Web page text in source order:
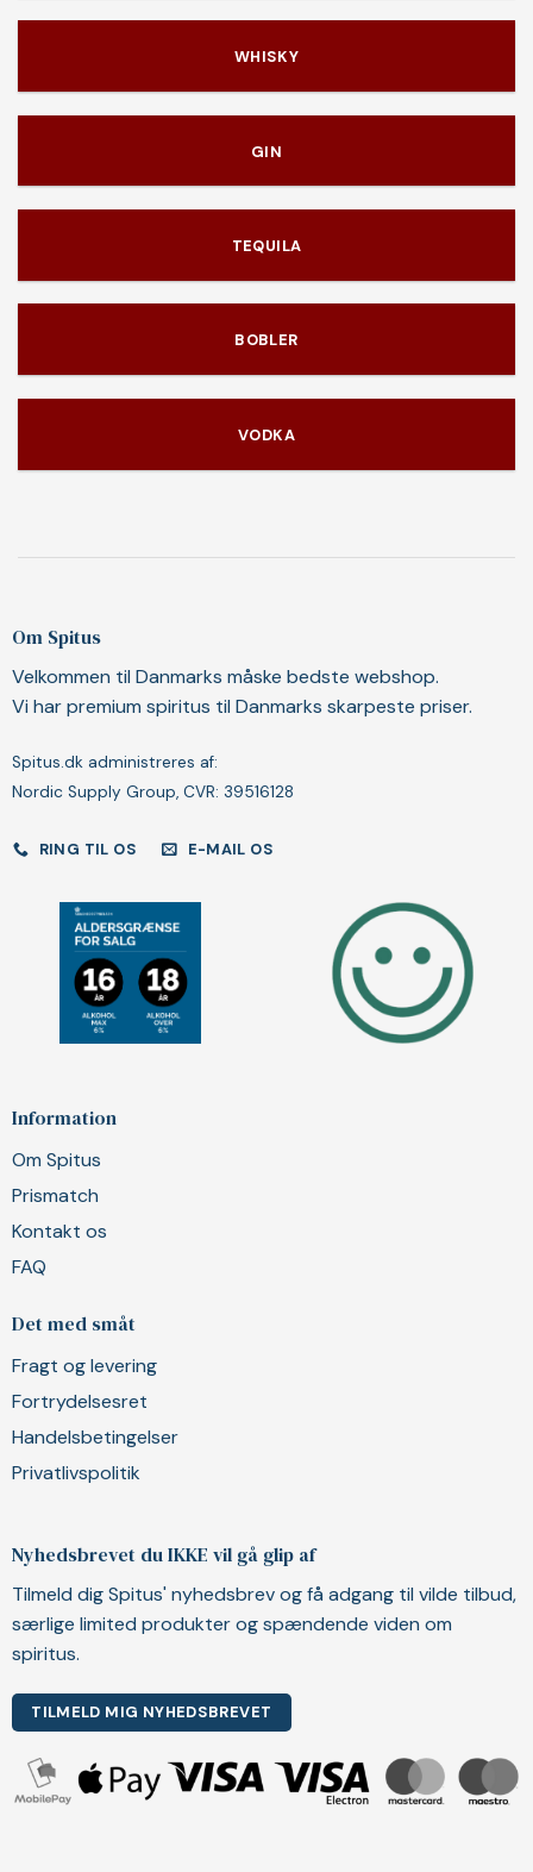
WHISKY
GIN
TEQUILA
BOBLER
VODKA
Om Spitus
Velkommen til Danmarks måske bedste webshop.
Vi har premium spiritus til Danmarks skarpeste priser.
Spitus.dk administreres af:
Nordic Supply Group, CVR: 39516128
RING TIL OS E-MAIL OS
Information
Om Spitus
Prismatch
Kontakt os
FAQ
Det med småt
Fragt og levering
Fortrydelsesret
Handelsbetingelser
Privatlivspolitik
Nyhedsbrevet du IKKE vil gå glip af
Tilmeld dig Spitus' nyhedsbrev og få adgang til vilde tilbud,
særlige limited produkter og spændende viden om
spiritus.
TILMELD MIG NYHEDSBREVET